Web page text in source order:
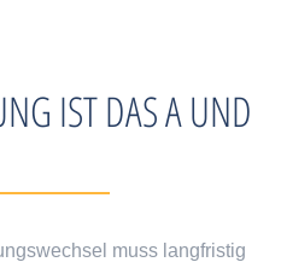
IST DAS A UND
muss langfristig